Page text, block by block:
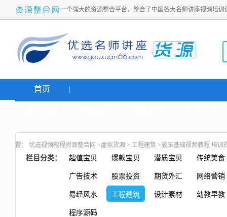
一个强大的资源整合平台，整合了中国各大名师讲座视频培
首页
置： 优选视频教程资源整合网 >虚拟货源 > 工程建筑 >液压基础视频教程 培训
栏目分类： 超值宝贝 爆款宝贝 潜质宝贝 传统美食
广告技术 股票投资 期货外汇 网络营销
易经风水 工程建筑 设计素材 幼教早教
程序源码